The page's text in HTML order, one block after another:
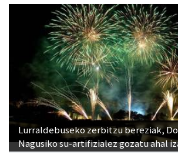
Lurraldebuseko zerbitzu bereziak,
Nagusiko su-artifizialez gozatu ahal